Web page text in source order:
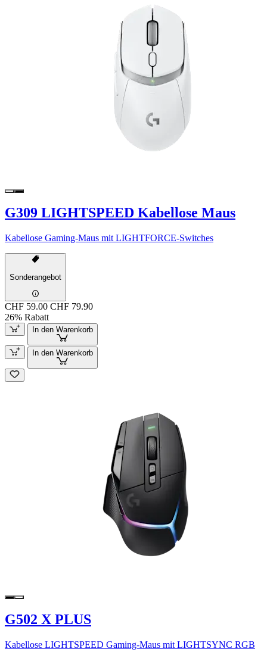
G309 LIGHTSPEED Kabellose Maus
Kabellose Gaming-Maus mit LIGHTFORCE-Switches
Sonderangebot
CHF 59.00 CHF 79.90
26% Rabatt
In den Warenkorb
In den Warenkorb
G502 X PLUS
Kabellose LIGHTSPEED Gaming-Maus mit LIGHTSYNC RGB